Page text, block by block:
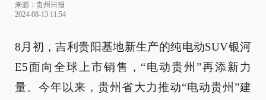
来源： 贵州日报
2024-08-13 11:54
8月初，吉利贵阳基地新生产的纯电动SUV银河
E5面向全球上市销售，“电动贵州”再添新力
量。今年以来，贵州省大力推动“电动贵州”建